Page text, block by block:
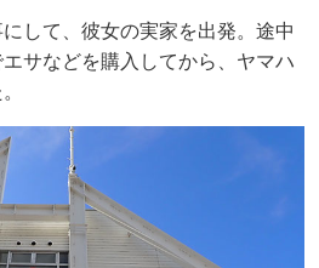
して、彼女の実家を出発。途中
サなどを購入してから、ヤマハ